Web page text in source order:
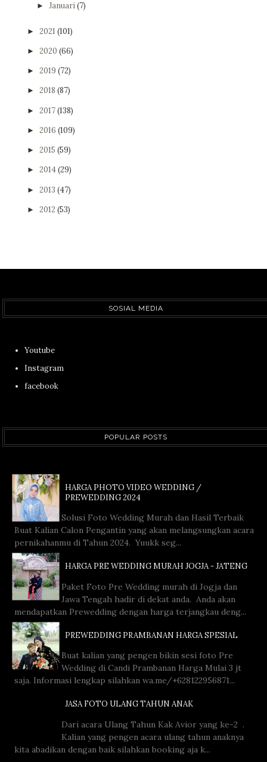
► Januari(7)
► 2021 (101)
► 2020 (66)
► 2019 (72)
► 2018 (87)
► 2017(138)
► 2016 (109)
► 2015 (59)
► 2014(29)
► 2013 (47)
► 2012 (53)
SOSIAL MEDIA
Youtube
Instagram
facebook
POPULAR POSTS
HARGA PHOTO VIDEO WEDDING /
PREWEDDING 2024
Solusi Foto Wedding Murah dan Hasil Terbaik
Buat Kalian Calon Pengantin yang akan melangsungkan acara
pernikahanmu di Tahun 2024. Yuukk seg...
HARGA PRE WEDDING MURAH JOGJA - JATENG
Paket Foto Pre Wedding murah di Jogja dan
Jawa Tengah hadir di dekat anda. Anda akan
mendapatkan Prewedding dengan harga terjangkau deng...
PREWEDDING PRAMBANAN HARGA SPESIAL
Buat kalian yang pengen bikin sesi foto Pre
Wedding di Candi Prambanan Harga Mulai 3 jt
saja. Informasi lengkap silahkan wa.me/+628122956871...
JASA FOTO ULANG TAHUN ANAK
Dari acara Ulang Tahun Kak Avior yang ke-2 .
Kalian yang pengen acara ulang tahun anaknya
kita abadikan dengan baik silahkan booking aja k...